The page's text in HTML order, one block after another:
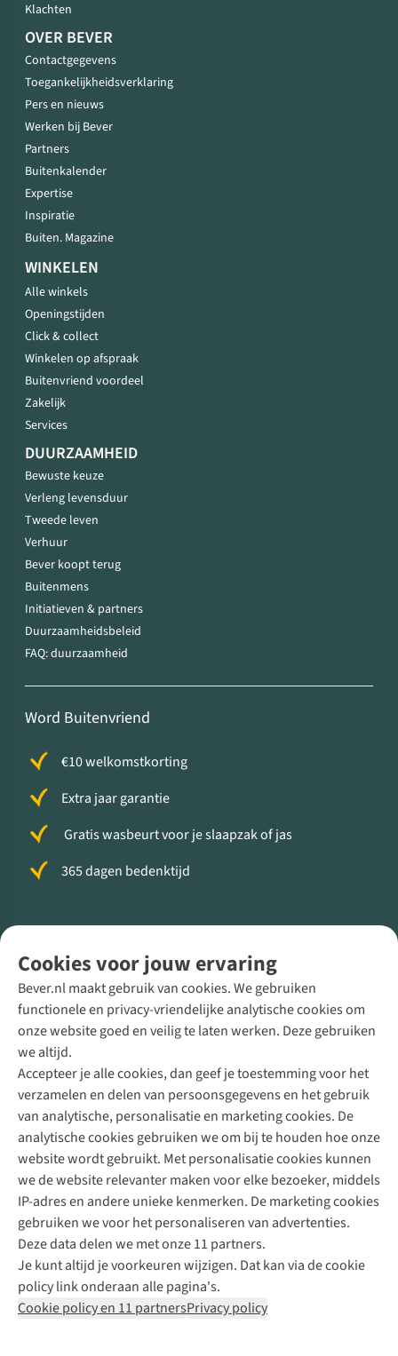
Cookies voor jouw ervaring
Bever.nl maakt gebruik van cookies. We gebruiken
functionele en privacy-vriendelijke analytische cookies om
onze website goed en veilig te laten werken. Deze gebruiken
we altijd.
Accepteer je alle cookies, dan geef je toestemming voor het
verzamelen en delen van persoonsgegevens en het gebruik
van analytische, personalisatie en marketing cookies. De
analytische cookies gebruiken we om bij te houden hoe onze
website wordt gebruikt. Met personalisatie cookies kunnen
we de website relevanter maken voor elke bezoeker, middels
IP-adres en andere unieke kenmerken. De marketing cookies
gebruiken we voor het personaliseren van advertenties.
Deze data delen we met onze 11 partners.
Je kunt altijd je voorkeuren wijzigen. Dat kan via de cookie
policy link onderaan alle pagina's.
Cookie policy en 11 partnersPrivacy policy
Klachten
OVER BEVER
Contactgegevens
Toegankelijkheidsverklaring
Pers en nieuws
Werken bij Bever
Partners
Buitenkalender
Expertise
Inspiratie
Buiten. Magazine
WINKELEN
Alle winkels
Openingstijden
Click & collect
Winkelen op afspraak
Buitenvriend voordeel
Zakelijk
Services
DUURZAAMHEID
Bewuste keuze
Verleng levensduur
Tweede leven
Verhuur
Bever koopt terug
Buitenmens
Initiatieven & partners
Duurzaamheidsbeleid
FAQ: duurzaamheid
Word Buitenvriend
€10 welkomstkorting
Extra jaar garantie
Gratis wasbeurt voor je slaapzak of jas
365 dagen bedenktijd
Direct advies van een Buitenexpert
+31 (0)85 888 50 88
+31 6 12 28 49 80
Contactformulier